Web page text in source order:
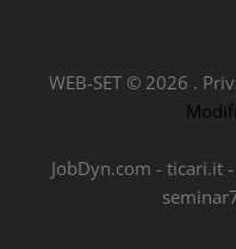
WEB-SET © 2026 .
JobDyn.com - ticari.it-